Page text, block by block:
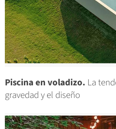
Piscina en voladizo. La
gravedad y el diseño